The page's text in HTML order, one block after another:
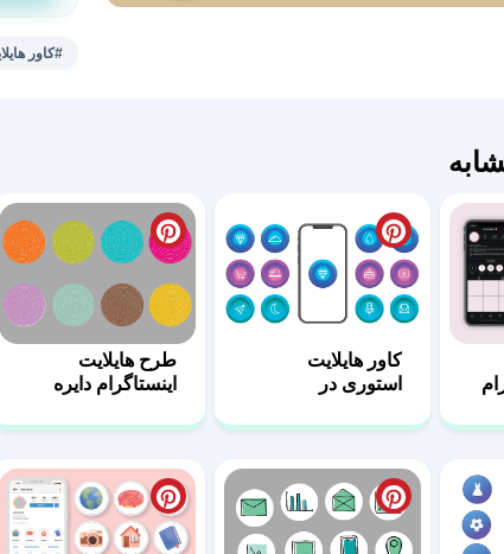
پست
#کاور
کاور هایلایت
استوری در
طرح هایلایت
اینستاگرام دایره